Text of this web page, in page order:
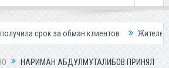
за обман клиентов Жителей Дагестана
НАРИМАН АБДУЛМУТАЛИБОВ ПРИНЯЛ